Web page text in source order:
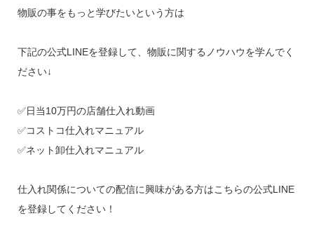
物販の事をもっと学びたいという方は
下記の公式LINEを登録して、物販に関するノウハウを学んでく
ださい↓
✅日当10万円の店舗仕入れ動画
✅コストコ仕入れマニュアル
✅ネット卸仕入れマニュアル
仕入れ関係についての配信に興味がある方はこちらの公式LINE
を登録してください！